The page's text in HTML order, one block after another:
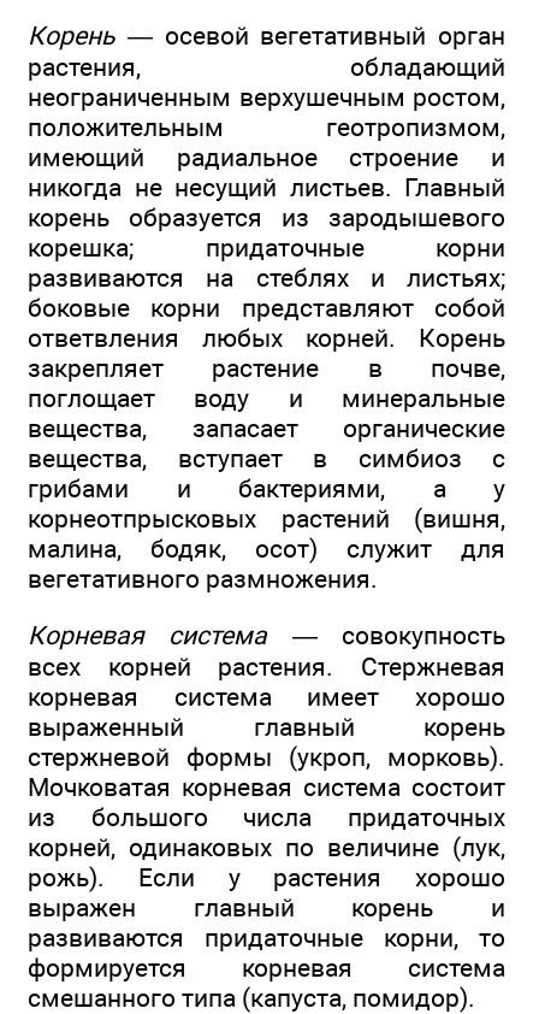
Корень — осевой вегетативный орган
растения, обладающий
неограниченным верхушечным ростом,
положительным геотропизмом,
имеющий радиальное строение и
никогда не несущий листьев. Главный
корень образуется из зародышевого
корешка; придаточные корни
развиваются на стеблях и листьях;
боковые корни представляют собой
ответвления любых корней. Корень
закрепляет растение в почве,
поглощает воду и минеральные
вещества, запасает органические
вещества, вступает в симбиоз с
грибами и бактериями, а у
корнеотпрысковых растений (вишня,
малина, бодяк, осот) служит для
вегетативного размножения.
Корневая система — совокупность
всех корней растения. Стержневая
корневая система имеет хорошо
выраженный главный корень
стержневой формы (укроп, морковь).
Мочковатая корневая система состоит
из большого числа придаточных
корней, одинаковых по величине (лук,
рожь). Если у растения хорошо
выражен главный корень и
развиваются придаточные корни, то
формируется корневая система
смешанного типа (капуста, помидор).